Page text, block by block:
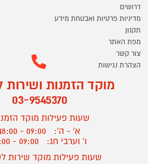
דרושים
מדיניות פרטיות ואבטחת מידע
תקנון
מפת האתר
צור קשר
הצהרת נגישות
מוקד הזמנות ושירות
03-9545370
שעות פעילות מוקד
א' - ה':
09:00 - 18:00
ו' וערבי חג:
09:00 - 13:00
שעות פעילות מוקד שירות